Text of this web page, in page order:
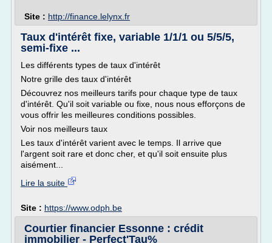
Site : http://finance.lelynx.fr
Taux d'intérêt fixe, variable 1/1/1 ou 5/5/5,
semi-fixe ...
Les différents types de taux d'intérêt
Notre grille des taux d'intérêt
Découvrez nos meilleurs tarifs pour chaque type de taux
d'intérêt. Qu'il soit variable ou fixe, nous nous efforçons de
vous offrir les meilleures conditions possibles.
Voir nos meilleurs taux
Les taux d'intérêt varient avec le temps. Il arrive que
l'argent soit rare et donc cher, et qu'il soit ensuite plus
aisément...
Lire la suite
Site : https://www.odph.be
Courtier financier Essonne : crédit
immobilier - Perfect'Tau%